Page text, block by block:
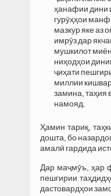
ҳанафии дини
гурӯҳҳои
мазкур яке аз
имрӯз дар
мушкилот
ниҳодҳои
ҷиҳати
миллии
замина, таҳия
намояд.
Ҳамин тариқ,
дошта, бо
амалӣ гардида
Дар маҷмӯъ, ҳар
пешгирии
дастовардҳои